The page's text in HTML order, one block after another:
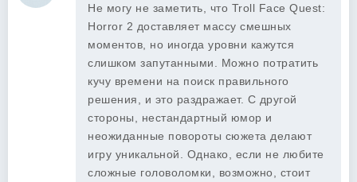
Не могу не заметить, что Troll Face Quest:
Horror 2 доставляет массу смешных
моментов, но иногда уровни кажутся
слишком запутанными. Можно потратить
кучу времени на поиск правильного
решения, и это раздражает. С другой
стороны, нестандартный юмор и
неожиданные повороты сюжета делают
игру уникальной. Однако, если не любите
сложные головоломки, возможно, стоит